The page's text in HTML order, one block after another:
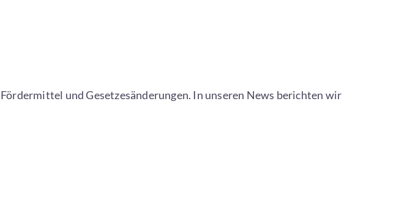
und Gesetzesänderungen. In unseren News berichten wir